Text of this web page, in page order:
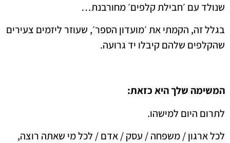
שנולד עם ׳חבילת קלפים׳ מחורבנת…
בגלל זה, הקמתי את ׳מועדון הספר׳, שעוזר ליזמים צעירים
שהקלפים שלהם קיבלו יד גרועה.
המשימה שלך היא כזאת:
לתרום היום למישהו.
לכל ארגון / משפחה / עסק / אדם / לכל מי שאתה רוצה,